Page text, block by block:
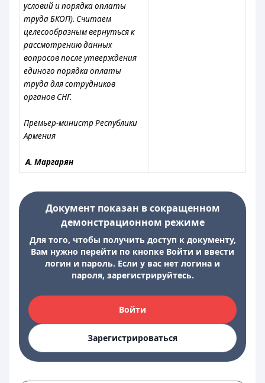
условий и порядка оплаты
труда БКОП). Считаем
целесообразным вернуться к
рассмотрению данных
вопросов после утверждения
единого порядка оплаты
труда для сотрудников
органов СНГ.
Премьер-министр Республики
Армения
А. Маргарян
Документ показан в сокращенном
демонстрационном режиме
Для того, чтобы получить доступ к документу,
Вам нужно перейти по кнопке Войти и ввести
логин и пароль. Если у вас нет логина и
пароля, зарегистрируйтесь.
Войти
Зарегистрироваться